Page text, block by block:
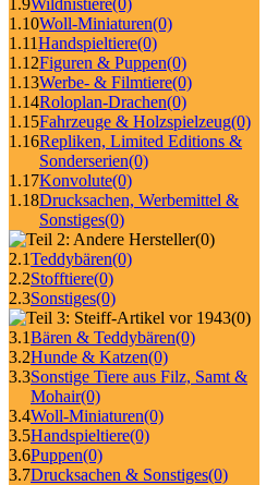
1.9Wildnistiere(0)
1.10Woll-Miniaturen(0)
1.11Handspieltiere(0)
1.12Figuren & Puppen(0)
1.13Werbe- & Filmtiere(0)
1.14Roloplan-Drachen(0)
1.15Fahrzeuge & Holzspielzeug(0)
1.16Repliken, Limited Editions &
Sonderserien(0)
1.17Konvolute(0)
1.18Drucksachen, Werbemittel &
Sonstiges(0)
(0)
2.1Teddybären(0)
2.2Stofftiere(0)
2.3Sonstiges(0)
(0)
3.1Bären & Teddybären(0)
3.2Hunde & Katzen(0)
3.3Sonstige Tiere aus Filz, Samt &
Mohair(0)
3.4Woll-Miniaturen(0)
3.5Handspieltiere(0)
3.6Puppen(0)
3.7Drucksachen & Sonstiges(0)